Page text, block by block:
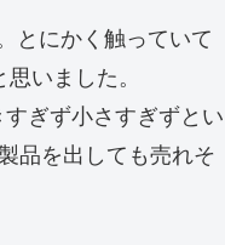
とにかく触っていて
いました。
ぎず小さすぎずとい
品を出しても売れそ